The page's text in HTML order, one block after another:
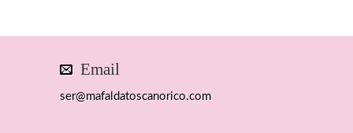
Email
ser@mafaldatoscanorico.com